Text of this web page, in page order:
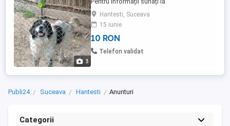
3
Hantesti, Suceava
15 iunie
10 RON
Telefon validat
Publi24 Suceava Hantesti Anunturi
Categorii